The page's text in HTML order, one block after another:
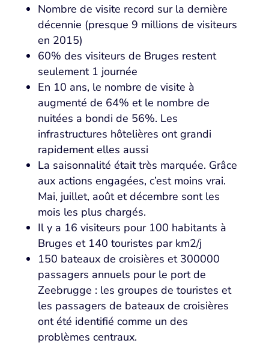
Nombre de visite record sur la dernière
décennie (presque 9 millions de visiteurs
en 2015)
60% des visiteurs de Bruges restent
seulement 1 journée
En 10 ans, le nombre de visite à
augmenté de 64% et le nombre de
nuitées a bondi de 56%. Les
infrastructures hôtelières ont grandi
rapidement elles aussi
La saisonnalité était très marquée. Grâce
aux actions engagées, c’est moins vrai.
Mai, juillet, août et décembre sont les
mois les plus chargés.
Il y a 16 visiteurs pour 100 habitants à
Bruges et 140 touristes par km2/j
150 bateaux de croisières et 300000
passagers annuels pour le port de
Zeebrugge : les groupes de touristes et
les passagers de bateaux de croisières
ont été identifié comme un des
problèmes centraux.